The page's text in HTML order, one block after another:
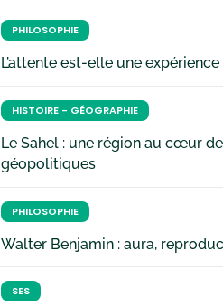
PHILOSOPHIE
L’attente est-elle une
HISTOIRE - GÉOGRAPHIE
Le Sahel : une région au cœur
géopolitiques
PHILOSOPHIE
Walter Benjamin : aura,
SES